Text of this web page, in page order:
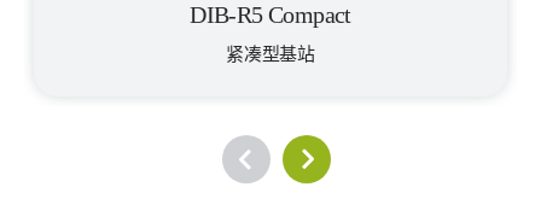
DIB-R5 Compact
紧凑型基站